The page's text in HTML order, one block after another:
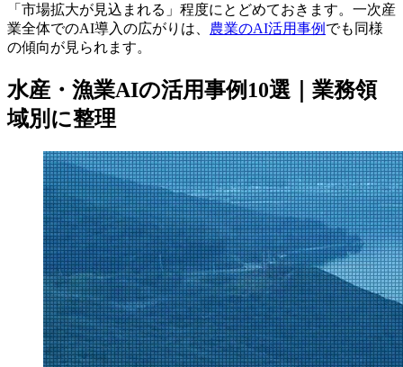
「市場拡大が見込まれる」程度にとどめておきます。一次産
業全体でのAI導入の広がりは、 農業のAI活用事例 でも同様
の傾向が見られます。
水産・漁業AIの活用事例10選｜業務領
域別に整理